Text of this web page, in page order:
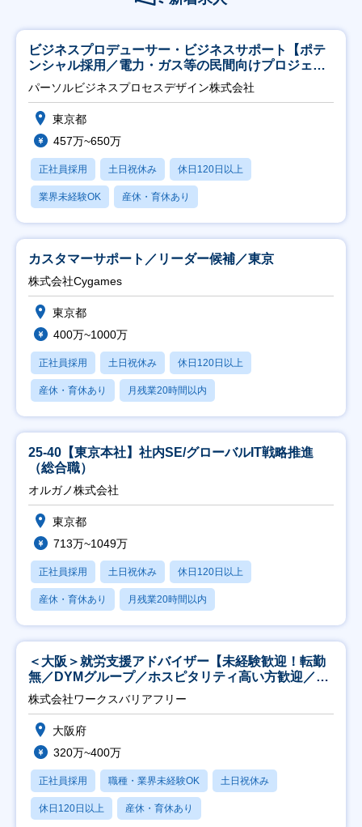
ビジネスプロデューサー・ビジネスサポート【ポテ
ンシャル採用／電力・ガス等の民間向けプロジェク
ト推進】
パーソルビジネスプロセスデザイン株式会社
東京都
457万~650万
正社員採用 土日祝休み 休日120日以上
業界未経験OK 産休・育休あり
カスタマーサポート／リーダー候補／東京
株式会社Cygames
東京都
400万~1000万
正社員採用 土日祝休み 休日120日以上
産休・育休あり 月残業20時間以内
25-40【東京本社】社内SE/グローバルIT戦略推進
（総合職）
オルガノ株式会社
東京都
713万~1049万
正社員採用 土日祝休み 休日120日以上
産休・育休あり 月残業20時間以内
＜大阪＞就労支援アドバイザー【未経験歓迎！転勤
無／DYMグループ／ホスピタリティ高い方歓迎／土
日祝】
株式会社ワークスバリアフリー
大阪府
320万~400万
正社員採用 職種・業界未経験OK 土日祝休み
休日120日以上 産休・育休あり